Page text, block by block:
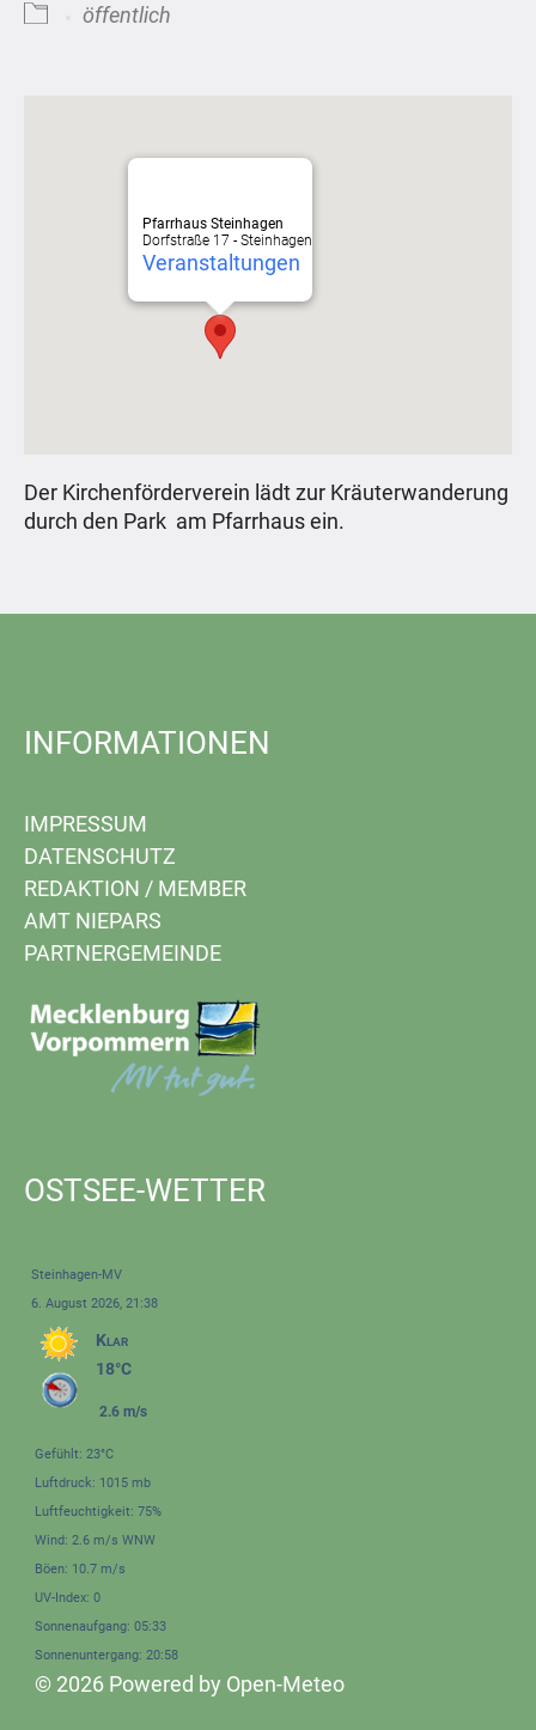
öffentlich
Pfarrhaus Steinhagen
Dorfstraße 17 - Steinhagen
Veranstaltungen
Der Kirchenförderverein lädt zur Kräuterwanderung
durch den Park am Pfarrhaus ein.
INFORMATIONEN
IMPRESSUM
DATENSCHUTZ
REDAKTION / MEMBER
AMT NIEPARS
PARTNERGEMEINDE
OSTSEE-WETTER
Steinhagen-MV
6. August 2026, 21:38
Klar
18°C
2.6 m/s
Gefühlt: 23°C
Luftdruck: 1015 mb
Luftfeuchtigkeit: 75%
Wind: 2.6 m/s WNW
Böen: 10.7 m/s
UV-Index: 0
Sonnenaufgang: 05:33
Sonnenuntergang: 20:58
© 2026 Powered by Open-Meteo